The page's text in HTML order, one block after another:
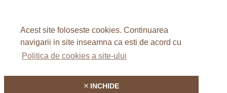
Acest site foloseste cookies. Continuarea
navigarii in site inseamna ca esti de acord cu
Politica de cookies a site-ului
INCHIDE
FAQ
Articole
Contact
Hatson